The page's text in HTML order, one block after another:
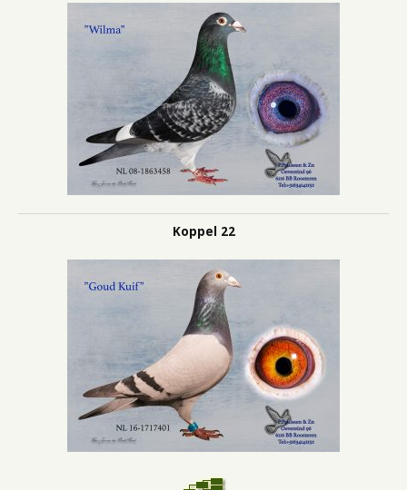
Koppel 22